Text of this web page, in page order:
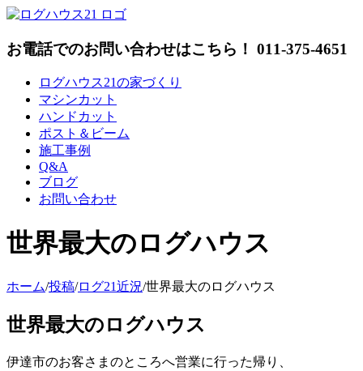
Skip
content
お電話でのお問い合わせはこちら！ 011-375-4651
ログハウス21の家づくり
マシンカット
ハンドカット
ポスト＆ビーム
施工事例
Q&A
ブログ
お問い合わせ
世界最大のログハウス
ホーム/投稿/ログ21近況/世界最大のログハウス
世界最大のログハウス
伊達市のお客さまのところへ営業に行った帰り、